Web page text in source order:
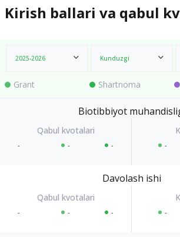
Kirish ballari va qabul
2025-2026 Kunduzgi
Grant Shartnoma
Biotibbiyot
- - - -
Davolash ishi
- - - -